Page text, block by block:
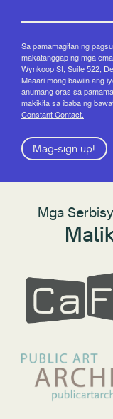
Sa pamamagitan ng
makatanggap ng mga
Wynkoop St, Suite 522,
Maaari mong bawiin ang
anumang oras sa
makikita sa ibaba ng
Constant Contact.
Mag-sign up!
Mga